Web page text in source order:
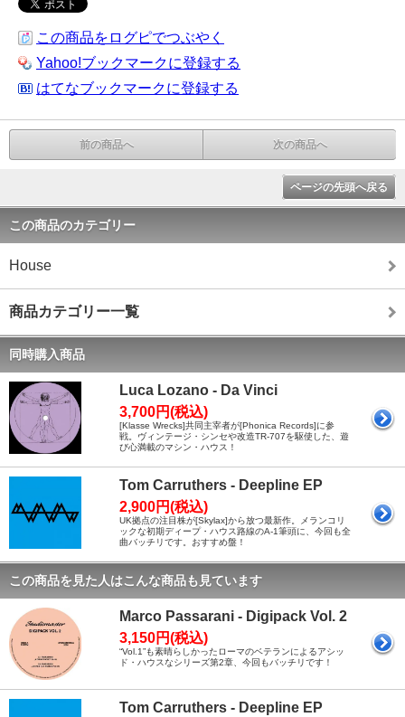
この商品をログピでつぶやく
Yahoo!ブックマークに登録する
はてなブックマークに登録する
前の商品へ 次の商品へ
ページの先頭へ戻る
この商品のカテゴリー
House
商品カテゴリー一覧
同時購入商品
Luca Lozano - Da Vinci
3,700円(税込)
[Klasse Wrecks]共同主宰者が[Phonica Records]に参
戦。ヴィンテージ・シンセや改造TR-707を駆使した、遊
び心満載のマシン・ハウス！
Tom Carruthers - Deepline EP
2,900円(税込)
UK拠点の注目株が[Skylax]から放つ最新作。メランコリ
ックな初期ディープ・ハウス路線のA-1筆頭に、今回も全
曲バッチリです。おすすめ盤！
この商品を見た人はこんな商品も見ています
Marco Passarani - Digipack Vol. 2
3,150円(税込)
“Vol.1”も素晴らしかったローマのベテランによるアシッ
ド・ハウスなシリーズ第2章、今回もバッチリです！
Tom Carruthers - Deepline EP